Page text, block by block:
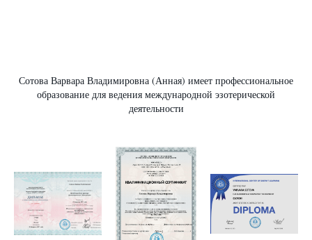
Сотова Варвара Владимировна (Анная) имеет профессиональное
образование для ведения международной эзотерической
деятельности